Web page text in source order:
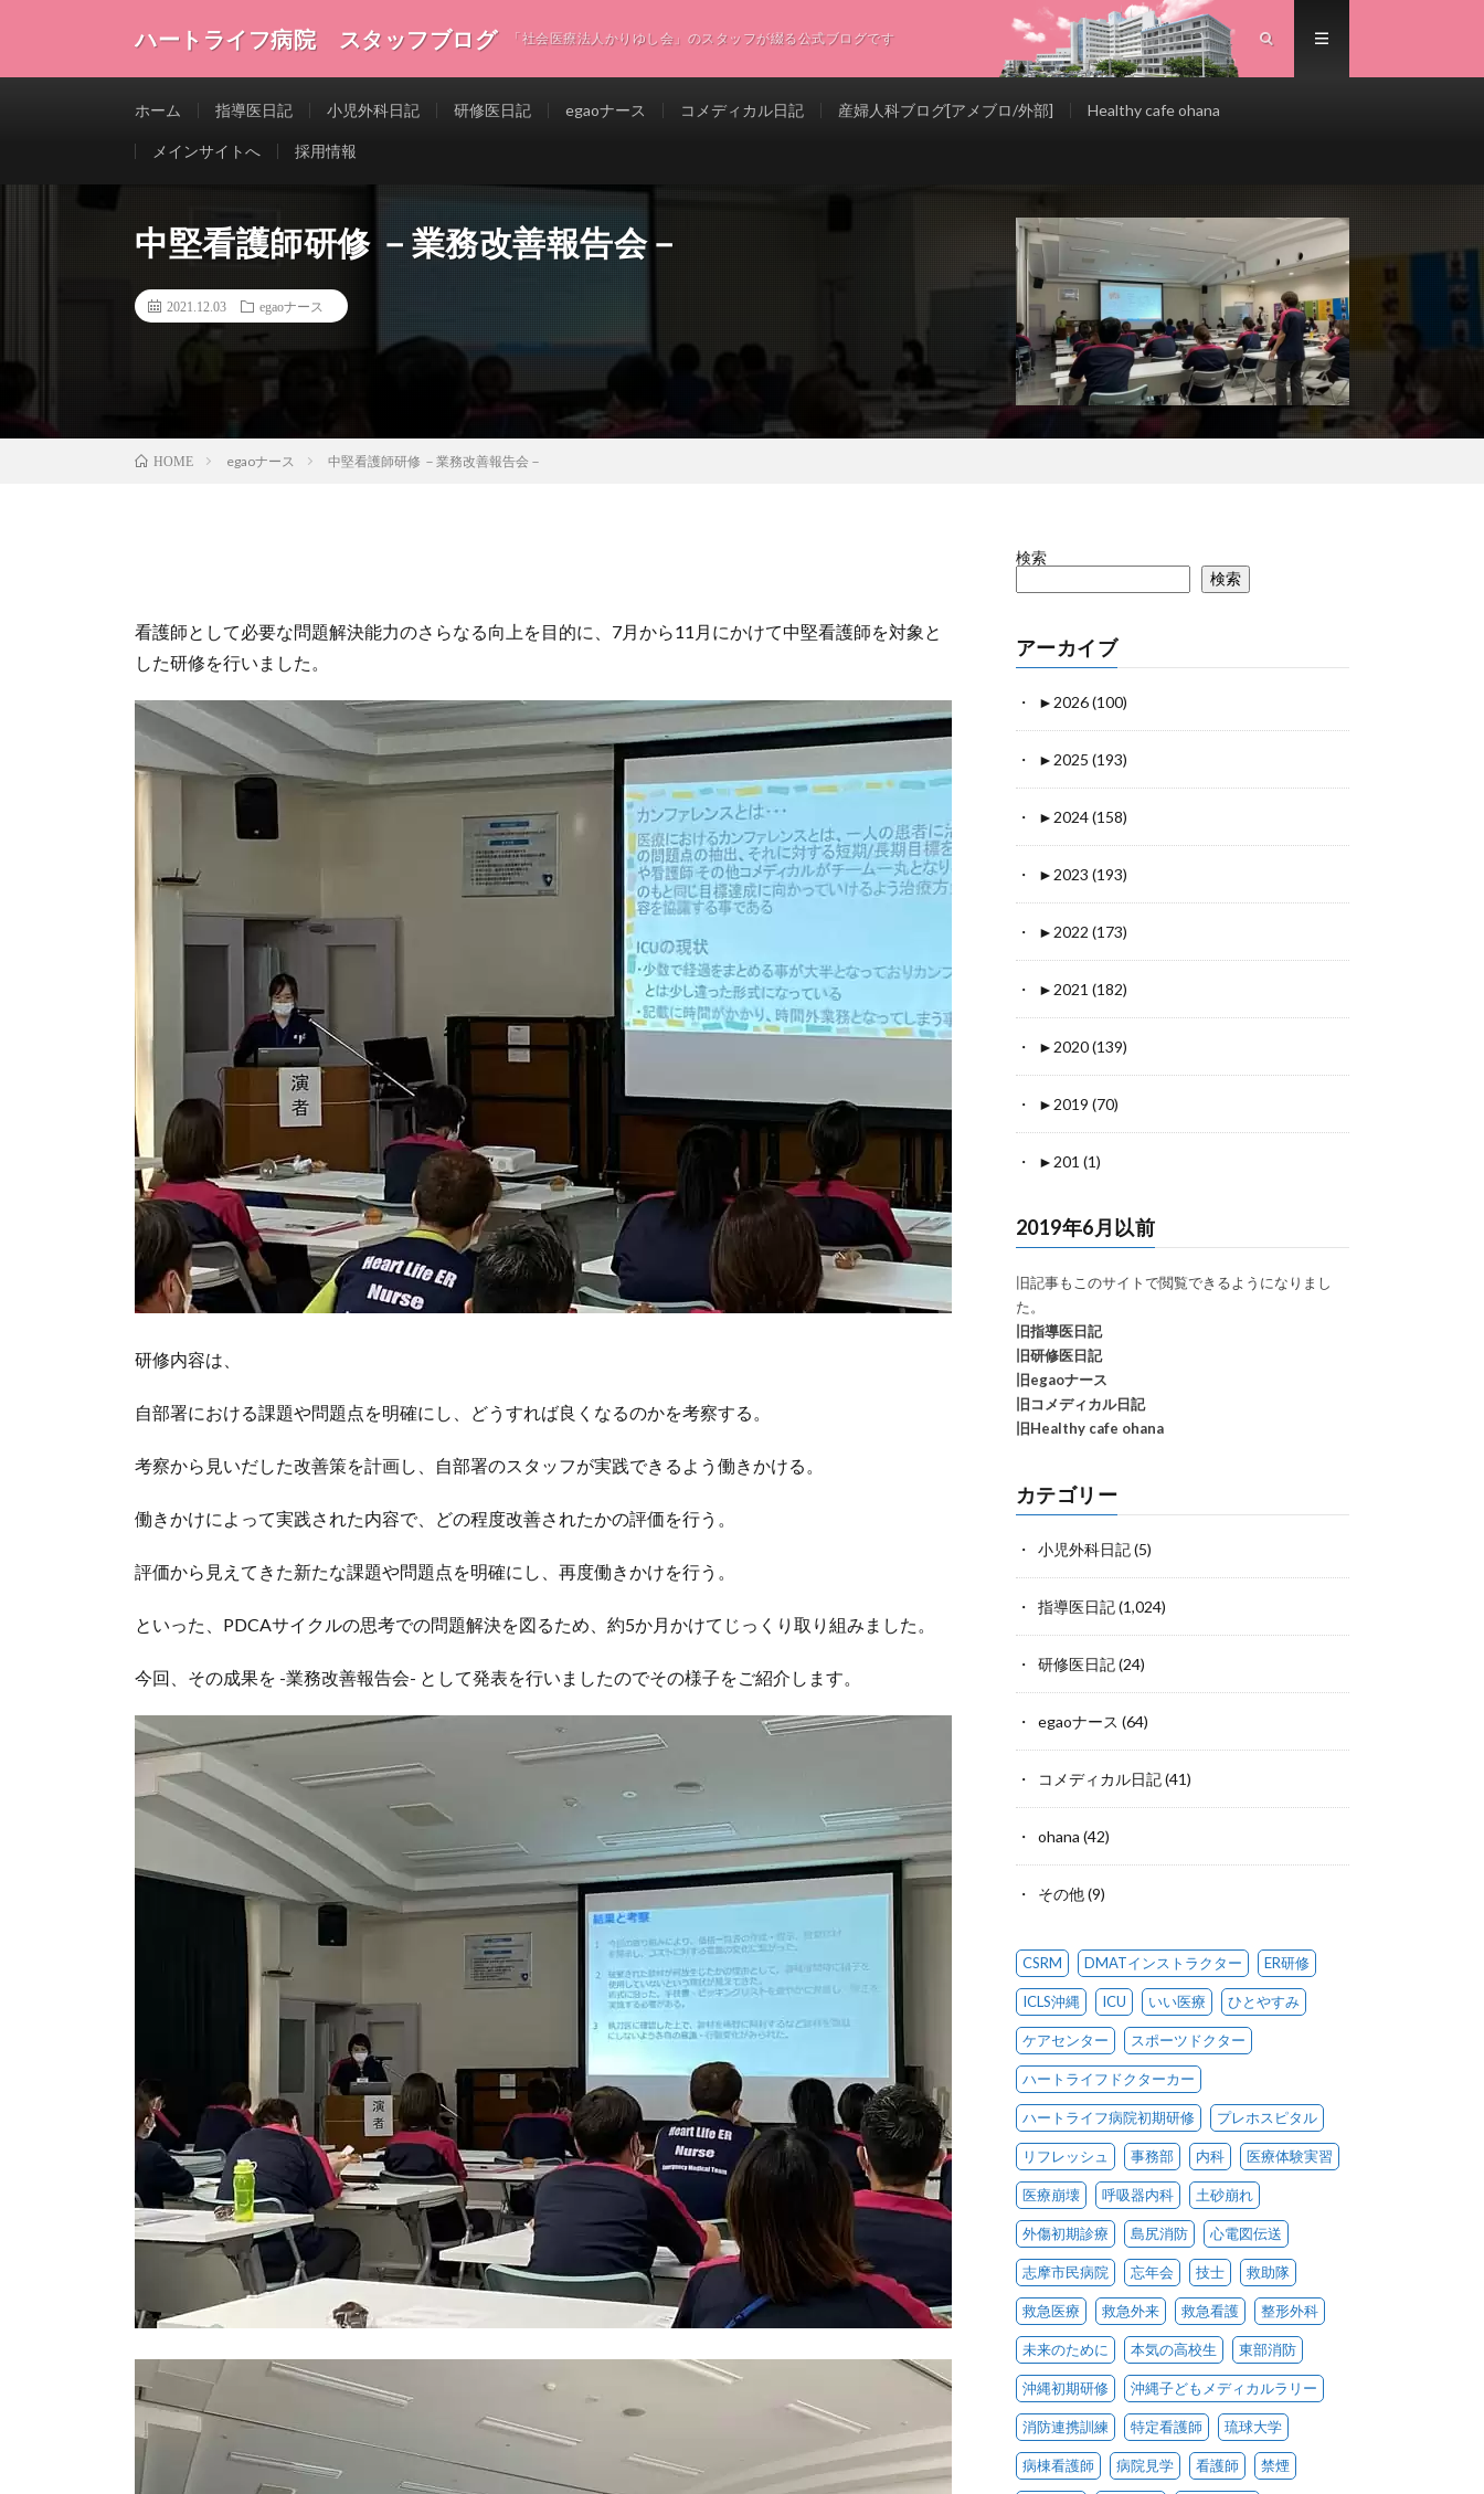
ハートライフ病院 スタッフブログ 「社会医療法人かりゆし会」のスタッフが綴る公式ブログです
ホーム 指導医日記 小児外科日記 研修医日記 egaoナース コメディカル日記 産婦人科ブログ[アメブロ/外部] Healthy cafe ohana
メインサイトへ 採用情報
中堅看護師研修 －業務改善報告会－
2021.12.03 egaoナース
HOME egaoナース 中堅看護師研修 －業務改善報告会－
看護師として必要な問題解決能力のさらなる向上を目的に、7月から11月にかけて中堅看護師を対象と
した研修を行いました。
研修内容は、
自部署における課題や問題点を明確にし、どうすれば良くなるのかを考察する。
考察から見いだした改善策を計画し、自部署のスタッフが実践できるよう働きかける。
働きかけによって実践された内容で、どの程度改善されたかの評価を行う。
評価から見えてきた新たな課題や問題点を明確にし、再度働きかけを行う。
といった、PDCAサイクルの思考での問題解決を図るため、約5か月かけてじっくり取り組みました。
今回、その成果を -業務改善報告会- として発表を行いましたのでその様子をご紹介します。
検索
検索
アーカイブ
► 2026 (100)
► 2025 (193)
► 2024 (158)
► 2023 (193)
► 2022 (173)
► 2021 (182)
► 2020 (139)
► 2019 (70)
► 201 (1)
2019年6月以前
旧記事もこのサイトで閲覧できるようになりまし
た。
旧指導医日記
旧研修医日記
旧egaoナース
旧コメディカル日記
旧Healthy cafe ohana
カテゴリー
小児外科日記(5)
指導医日記(1,024)
研修医日記(24)
egaoナース (64)
コメディカル日記(41)
ohana (42)
その他(9)
CSRM DMATインストラクター ER研修
ICLS沖縄 ICU いい医療 ひとやすみ
ケアセンター スポーツドクター
ハートライフドクターカー
ハートライフ病院初期研修 プレホスピタル
リフレッシュ 事務部 内科 医療体験実習
医療崩壊 呼吸器内科 土砂崩れ
外傷初期診療 島尻消防 心電図伝送
志摩市民病院 忘年会 技士 救助隊
救急医療 救急外来 救急看護 整形外科
未来のために 本気の高校生 東部消防
沖縄初期研修 沖縄子どもメディカルラリー
消防連携訓練 特定看護師 琉球大学
病棟看護師 病院見学 看護師 禁煙